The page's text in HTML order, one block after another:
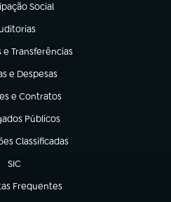
Social
nova aba)
em nova aba)
Transferências
aba)
e Despesas
nova aba)
e Contratos
nova aba)
Públicos
nova aba)
Classificadas
aba)
SIC
(abre em nova aba)
Frequentes
nova aba)